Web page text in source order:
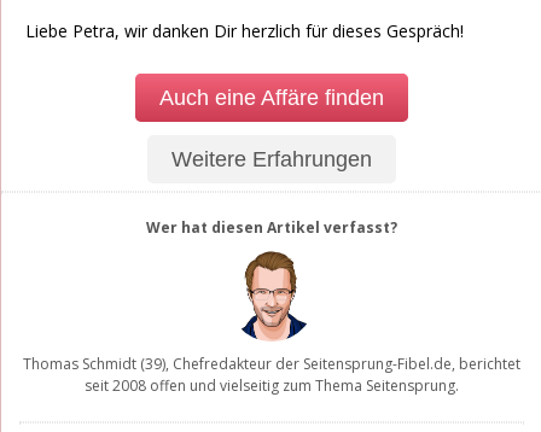
Liebe Petra, wir danken Dir herzlich für dieses Gespräch!
Auch eine Affäre finden
Weitere Erfahrungen
Wer hat diesen Artikel verfasst?
Thomas Schmidt (39), Chefredakteur der Seitensprung-Fibel.de, berichtet
seit 2008 offen und vielseitig zum Thema Seitensprung.